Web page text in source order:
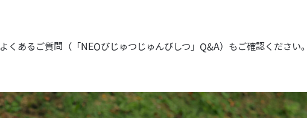
よくあるご質問（「NEOびじゅつじゅんびしつ」Q&A） もご確認ください